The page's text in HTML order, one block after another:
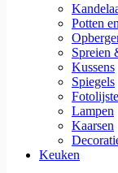
Potten
Spreien
Kussens
Spiegels
Lampen
Kaarsen
Keuken